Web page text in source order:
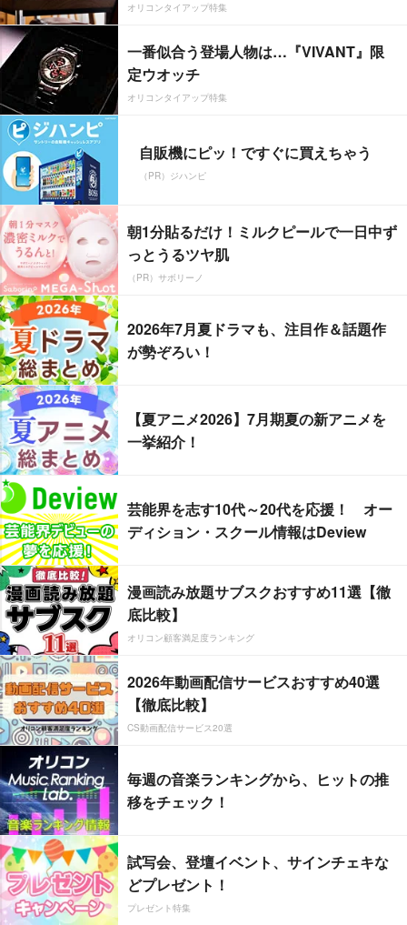
オリコンタイアップ特集
一番似合う登場人物は…『VIVANT』限
定ウオッチ
オリコンタイアップ特集
自販機にピッ！ですぐに買えちゃう
（PR）ジハンピ
朝1分貼るだけ！ミルクピールで一日中ず
っとうるツヤ肌
（PR）サボリーノ
2026年7月夏ドラマも、注目作＆話題作
が勢ぞろい！
【夏アニメ2026】7月期夏の新アニメを
一挙紹介！
芸能界を志す10代～20代を応援！ オー
ディション・スクール情報はDeview
漫画読み放題サブスクおすすめ11選【徹
底比較】
オリコン顧客満足度ランキング
2026年動画配信サービスおすすめ40選
【徹底比較】
CS動画配信サービス20選
毎週の音楽ランキングから、ヒットの推
移をチェック！
試写会、登壇イベント、サインチェキな
どプレゼント！
プレゼント特集